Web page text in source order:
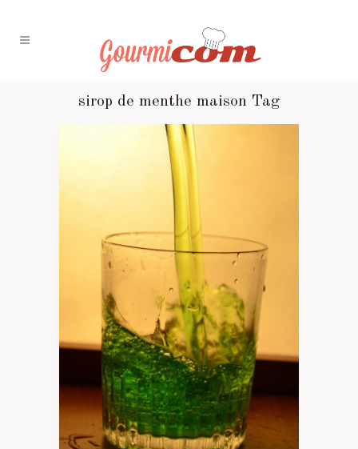
sirop de menthe maison Tag